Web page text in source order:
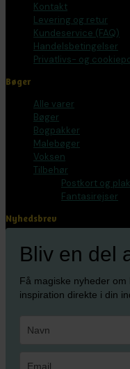
Kontakt
Levering og retur
Kundeservice (FAQ)
Handelsbetingelser
Privatlivs- og
Bøger
Alle varer
Bøger
Bogpakker
Malebøger
Voksen
Tilbehør
Postkort og
Fantasirejser
Nyhedsbrev
Bliv en del
Få magiske nyheder
inspiration direkte i din